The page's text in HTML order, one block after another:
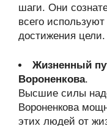
шаги. Они
всего
достижения цели.
Жизненный
Вороненкова.
Высшие силы
Вороненкова
этих людей от